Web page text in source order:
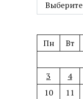
Пн Вт
3
4
10
11